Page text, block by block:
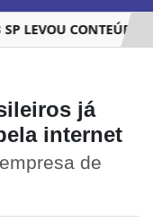
LEVOU CONTEÚDO
já
internet
de